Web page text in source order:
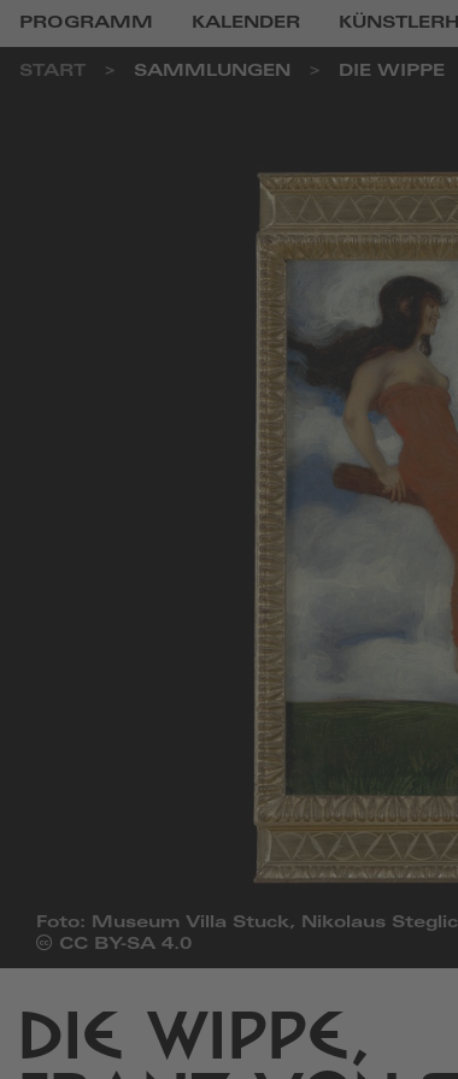
PROGRAMM KALENDER
START SAMMLUNGEN DIE WIPPE
Foto: Museum Villa Stuck, Nikolaus
CC BY-SA 4.0Öffnet
die
von
Creative
Commons
in
DIE WIPPE,